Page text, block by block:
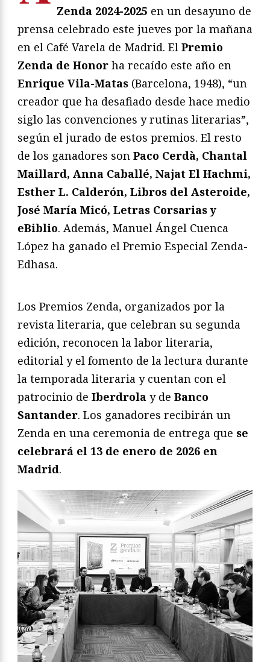
Zenda 2024-2025 en un desayuno de
prensa celebrado este jueves por la mañana
en el Café Varela de Madrid. El Premio
Zenda de Honor ha recaído este año en
Enrique Vila-Matas (Barcelona, 1948), “un
creador que ha desafiado desde hace medio
siglo las convenciones y rutinas literarias”,
según el jurado de estos premios. El resto
de los ganadores son Paco Cerdà, Chantal
Maillard, Anna Caballé, Najat El Hachmi,
Esther L. Calderón, Libros del Asteroide,
José María Micó, Letras Corsarias y
eBiblio. Además, Manuel Ángel Cuenca
López ha ganado el Premio Especial Zenda-
Edhasa.
Los Premios Zenda, organizados por la
revista literaria, que celebran su segunda
edición, reconocen la labor literaria,
editorial y el fomento de la lectura durante
la temporada literaria y cuentan con el
patrocinio de Iberdrola y de Banco
Santander. Los ganadores recibirán un
Zenda en una ceremonia de entrega que se
celebrará el 13 de enero de 2026 en
Madrid.